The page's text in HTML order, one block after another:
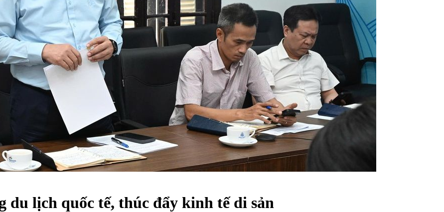
lịch quốc tế, thúc đẩy kinh tế di sản